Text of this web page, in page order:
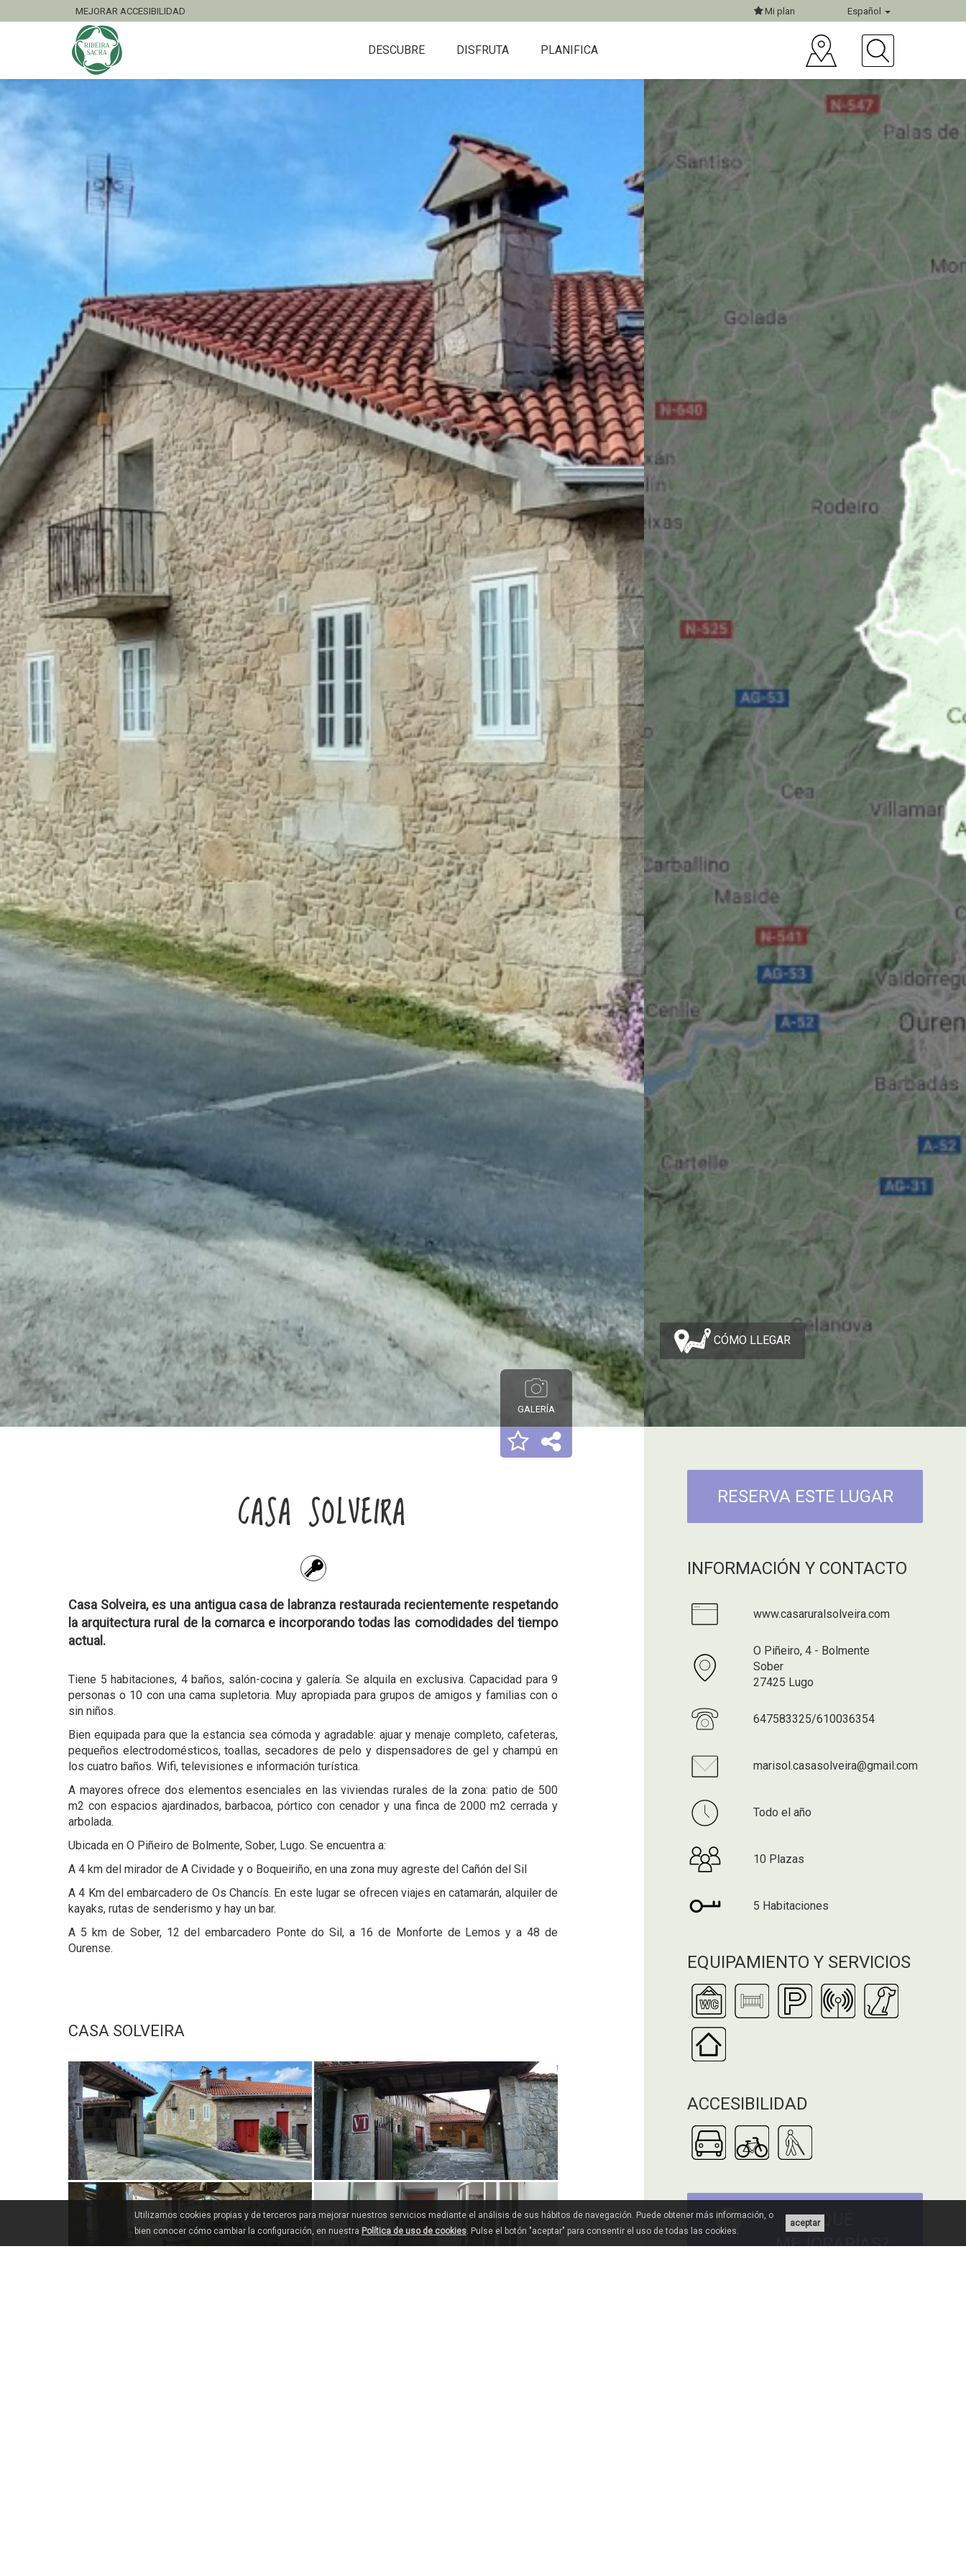
MEJORAR ACCESIBILIDAD Mi plan Español
DESCUBRE DISFRUTA PLANIFICA
CÓMO LLEGAR
GALERÍA
CASA SOLVEIRA
Casa Solveira, es una antigua casa de labranza restaurada recientemente respetando
la arquitectura rural de la comarca e incorporando todas las comodidades del tiempo
actual.
Tiene 5 habitaciones, 4 baños, salón-cocina y galería. Se alquila en exclusiva. Capacidad para 9
personas o 10 con una cama supletoria. Muy apropiada para grupos de amigos y familias con o
sin niños.
Bien equipada para que la estancia sea cómoda y agradable: ajuar y menaje completo, cafeteras,
pequeños electrodomésticos, toallas, secadores de pelo y dispensadores de gel y champú en
los cuatro baños. Wifi, televisiones e información turística.
A mayores ofrece dos elementos esenciales en las viviendas rurales de la zona: patio de 500
m2 con espacios ajardinados, barbacoa, pórtico con cenador y una finca de 2000 m2 cerrada y
arbolada.
Ubicada en O Piñeiro de Bolmente, Sober, Lugo. Se encuentra a:
A 4 km del mirador de A Cividade y o Boqueiriño, en una zona muy agreste del Cañón del Sil
A 4 Km del embarcadero de Os Chancís. En este lugar se ofrecen viajes en catamarán, alquiler de
kayaks, rutas de senderismo y hay un bar.
A 5 km de Sober, 12 del embarcadero Ponte do Sil, a 16 de Monforte de Lemos y a 48 de
Ourense.
CASA SOLVEIRA
RESERVA ESTE LUGAR
INFORMACIÓN Y CONTACTO
www.casaruralsolveira.com
O Piñeiro, 4 - Bolmente
Sober
27425 Lugo
647583325/610036354
marisol.casasolveira@gmail.com
Todo el año
10 Plazas
5 Habitaciones
EQUIPAMIENTO Y SERVICIOS
ACCESIBILIDAD
¿QUÉ
MEJORARÍAS?
aceptar
Utilizamos cookies propias y de terceros para mejorar nuestros servicios mediante el análisis de sus hábitos de navegación. Puede obtener más información, o
bien conocer cómo cambiar la configuración, en nuestra Política de uso de cookies. Pulse el botón "aceptar" para consentir el uso de todas las cookies.